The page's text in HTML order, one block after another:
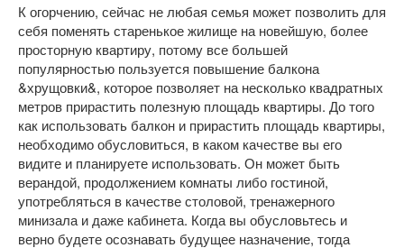
К огорчению, сейчас не любая семья может позволить для
себя поменять старенькое жилище на новейшую, более
просторную квартиру, потому все большей
популярностью пользуется повышение балкона
&хрущовки&, которое позволяет на несколько квадратных
метров прирастить полезную площадь квартиры. До того
как использовать балкон и прирастить площадь квартиры,
необходимо обусловиться, в каком качестве вы его
видите и планируете использовать. Он может быть
верандой, продолжением комнаты либо гостиной,
употребляться в качестве столовой, тренажерного
минизала и даже кабинета. Когда вы обусловьтесь и
верно будете осознавать будущее назначение, тогда